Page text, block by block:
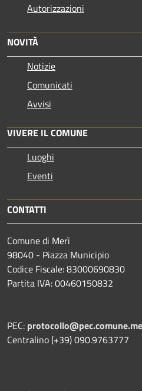
Autorizzazioni
NOVITÀ
Notizie
Comunicati
Avvisi
VIVERE IL COMUNE
Luoghi
Eventi
CONTATTI
Comune di Merì
98040 - Piazza Municipio
Codice Fiscale: 83000690830
Partita IVA: 00460150832
PEC:
Centralino (+39) 090.9763777